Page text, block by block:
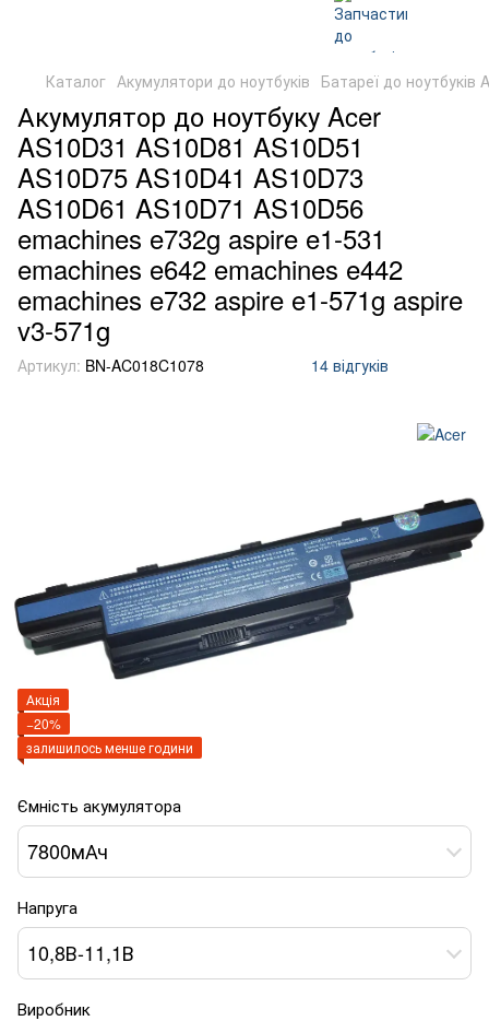
Каталог Акумулятори до ноутбуків Батареї до ноутбуків
Акумулятор до ноутбуку Acer
AS10D31 AS10D81 AS10D51
AS10D75 AS10D41 AS10D73
AS10D61 AS10D71 AS10D56
emachines e732g aspire e1-531
emachines e642 emachines e442
emachines e732 aspire e1-571g aspire
v3-571g
Артикул: BN-AC018C1078 14 відгуків
Акція
−20%
залишилось менше години
Ємність акумулятора
7800мАч
Напруга
10,8В-11,1В
Виробник